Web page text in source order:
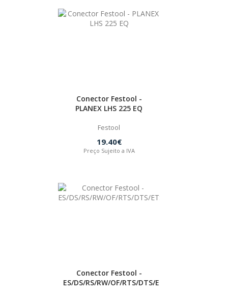
Conector Festool -
PLANEX LHS 225 EQ
Festool
19.40€
Preço Sujeito a IVA
Conector Festool -
ES/DS/RS/RW/OF/RTS/DTS/ETS